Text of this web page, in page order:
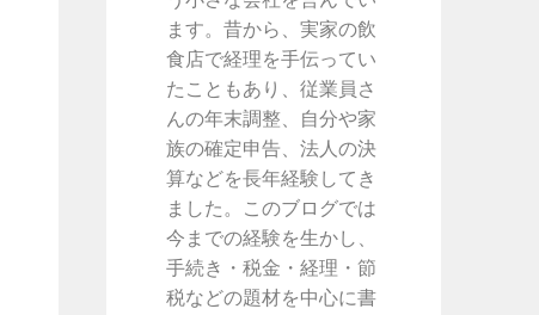
ます。昔から、実家の飲
食店で経理を手伝ってい
たこともあり、従業員さ
んの年末調整、自分や家
族の確定申告、法人の決
算などを長年経験してき
ました。このブログでは
今までの経験を生かし、
手続き・税金・経理・節
税などの題材を中心に書